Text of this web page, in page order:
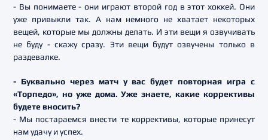
- Вы понимаете - они играют второй год в этот хоккей. Они
уже привыкли так. А нам немного не хватает некоторых
вещей, которые мы должны делать. И эти вещи я озвучивать
не буду - скажу сразу. Эти вещи будут озвучены только в
раздевалке.
- Буквально через матч у вас будет повторная игра с
«Торпедо», но уже дома. Уже знаете, какие коррективы
будете вносить?
- Мы постараемся внести те коррективы, которые принесут
нам удачу и успех.